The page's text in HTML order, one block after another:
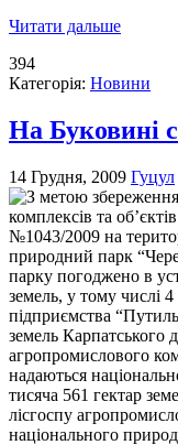
Читати дальше
394
Категорія: Новини
На Буковині
14 Грудня, 2009 Гуцул
З метою
комплексів та
№1043/2009 на
природний парк
парку погоджено в
земель, у тому числі
підприємства
земель Карпатського
агропромислового
надаються
тисяча 561 гектар
лісгоспу
національного